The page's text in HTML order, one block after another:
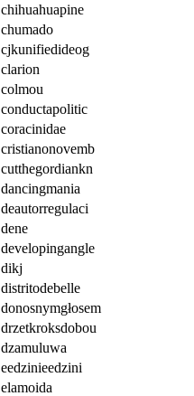
chihuahuapine
chumado
cjkunifiedideog
clarion
colmou
conductapolitic
coracinidae
cristianonovemb
cutthegordiankn
dancingmania
deautorregulaci
dene
developingangle
dikj
distritodebelle
donosnymgłosem
drzetkroksdobou
dzamuluwa
eedzinieedzini
elamoida